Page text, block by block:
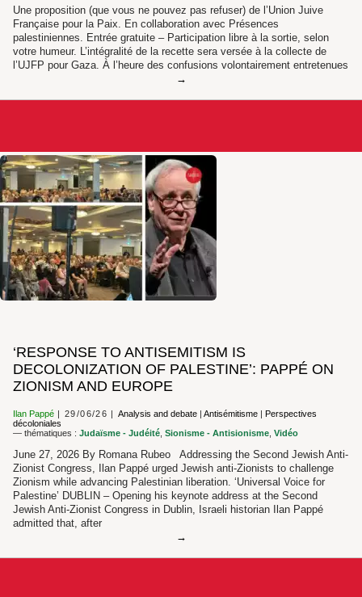
Une proposition (que vous ne pouvez pas refuser) de l’Union Juive
Française pour la Paix. En collaboration avec Présences
palestiniennes. Entrée gratuite – Participation libre à la sortie, selon
votre humeur. L’intégralité de la recette sera versée à la collecte de
l’UJFP pour Gaza. À l’heure des confusions volontairement entretenues
‘RESPONSE TO ANTISEMITISM IS
DECOLONIZATION OF PALESTINE’: PAPPÉ ON
ZIONISM AND EUROPE
Ilan Pappé 29/06/26 Analysis and debate |Antisémitisme |Perspectives
décoloniales
— thématiques : Judaïsme - Judéité Sionisme - Antisionisme Vidéo
June 27, 2026 By Romana Rubeo Addressing the Second Jewish Anti-
Zionist Congress, Ilan Pappé urged Jewish anti-Zionists to challenge
Zionism while advancing Palestinian liberation. ‘Universal Voice for
Palestine’ DUBLIN – Opening his keynote address at the Second
Jewish Anti-Zionist Congress in Dublin, Israeli historian Ilan Pappé
admitted that, after